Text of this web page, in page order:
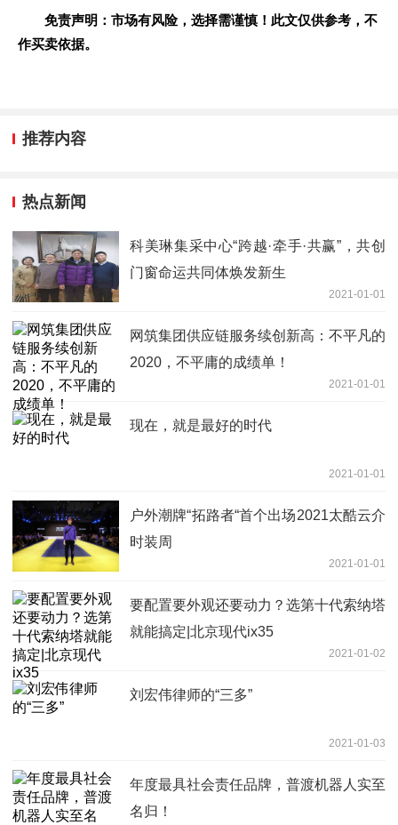
免责声明：市场有风险，选择需谨慎！此文仅供参考，不
作买卖依据。
推荐内容
热点新闻
科美琳集采中心“跨越·牵手·共赢”，共创
门窗命运共同体焕发新生
2021-01-01
网筑集团供应链服务续创新高：不平凡的
2020，不平庸的成绩单！
2021-01-01
现在，就是最好的时代
2021-01-01
户外潮牌“拓路者“首个出场2021太酷云介
时装周
2021-01-01
要配置要外观还要动力？选第十代索纳塔
就能搞定|北京现代ix35
2021-01-02
刘宏伟律师的“三多”
2021-01-03
年度最具社会责任品牌，普渡机器人实至
名归！